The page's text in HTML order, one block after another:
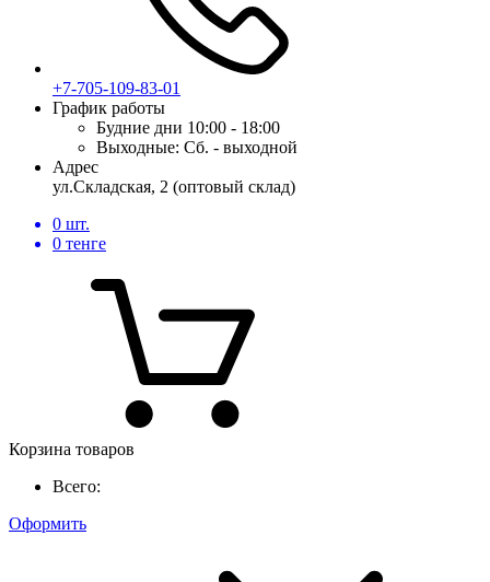
+7-705-109-83-01
График работы
Будние дни 10:00 - 18:00
Выходные: Сб. - выходной
Адрес
ул.Складская, 2 (оптовый склад)
0 шт.
0 тенге
Корзина товаров
Всего:
Оформить